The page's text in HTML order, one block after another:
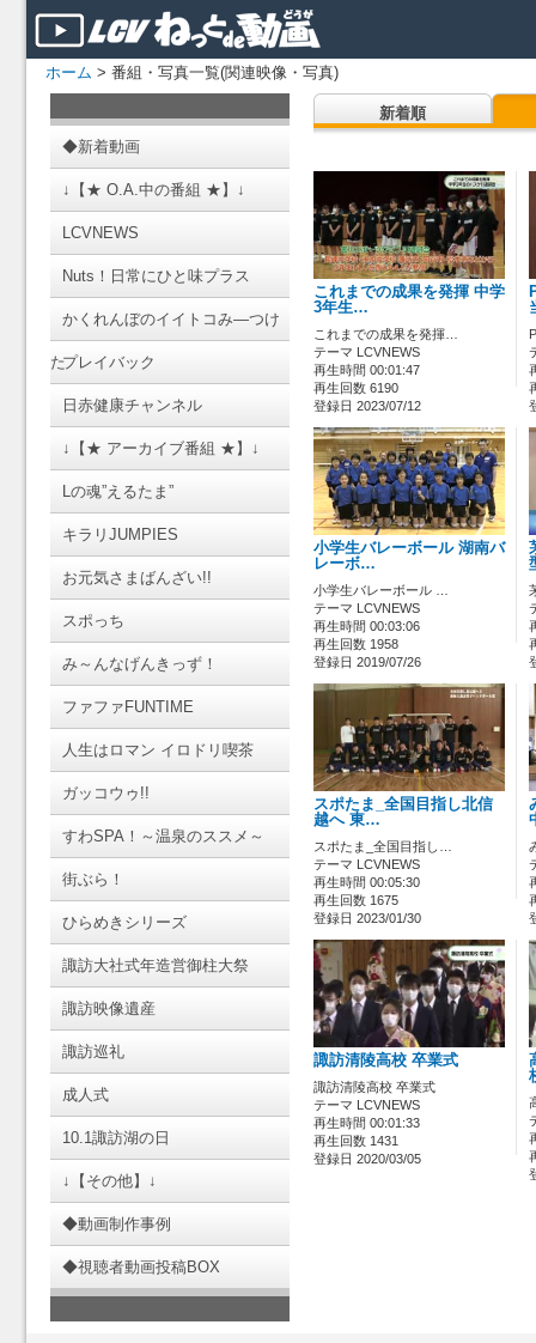
ホーム > 番組・写真一覧(関連映像・写真)
◆新着動画
↓【★ O.A.中の番組 ★】↓
LCVNEWS
Nuts！日常にひと味プラス
かくれんぼのイイトコみ―つけ
たプレイバック
日赤健康チャンネル
↓【★ アーカイブ番組 ★】↓
Lの魂”えるたま”
キラリJUMPIES
お元気さまばんざい!!
スポっち
み～んなげんきっず！
ファファFUNTIME
人生はロマン イロドリ喫茶
ガッコウゥ!!
すわSPA！～温泉のススメ～
街ぶら！
ひらめきシリーズ
諏訪大社式年造営御柱大祭
諏訪映像遺産
諏訪巡礼
成人式
10.1諏訪湖の日
↓【その他】↓
◆動画制作事例
◆視聴者動画投稿BOX
新着順
これまでの成果を発揮 中学
3年生…
これまでの成果を発揮…
テーマ LCVNEWS
再生時間 00:01:47
再生回数 6190
登録日 2023/07/12
小学生バレーボール 湖南バ
レーボ…
小学生バレーボール …
テーマ LCVNEWS
再生時間 00:03:06
再生回数 1958
登録日 2019/07/26
スポたま_全国目指し北信
越へ 東…
スポたま_全国目指し…
テーマ LCVNEWS
再生時間 00:05:30
再生回数 1675
登録日 2023/01/30
諏訪清陵高校 卒業式
諏訪清陵高校 卒業式
テーマ LCVNEWS
再生時間 00:01:33
再生回数 1431
登録日 2020/03/05